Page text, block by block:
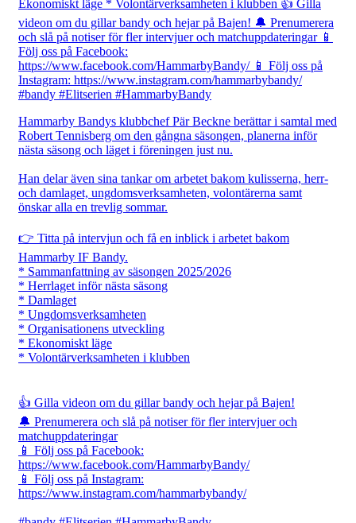
Hammarby Bandys klubbchef Pär Beckne berättar i samtal med
Robert Tennisberg om den gångna säsongen, planerna inför
nästa säsong och läget i föreningen just nu.
Han delar även sina tankar om arbetet bakom kulisserna, herr-
och damlaget, ungdomsverksamheten, volontärerna samt
önskar alla en trevlig sommar.
👉 Titta på intervjun och få en inblick i arbetet bakom
Hammarby IF Bandy.
* Sammanfattning av säsongen 2025/2026
* Herrlaget inför nästa säsong
* Damlaget
* Ungdomsverksamheten
* Organisationens utveckling
* Ekonomiskt läge
* Volontärverksamheten i klubben
👍 Gilla videon om du gillar bandy och hejar på Bajen!
🔔 Prenumerera och slå på notiser för fler intervjuer och
matchuppdateringar
📱 Följ oss på Facebook:
https://www.facebook.com/HammarbyBandy/
📱 Följ oss på Instagram:
https://www.instagram.com/hammarbybandy/